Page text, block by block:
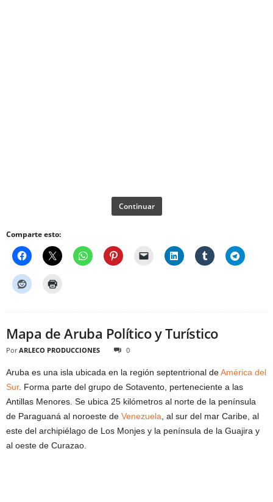
Continuar
Comparte esto:
Mapa de Aruba Político y Turístico
Por ARLECO PRODUCCIONES 0
Aruba es una isla ubicada en la región septentrional deAmérica del
Sur. Forma parte del grupo de Sotavento, perteneciente a las
Antillas Menores. Se ubica 25 kilómetros al norte de la península
de Paraguaná al noroeste de Venezuela , al sur del mar Caribe, al
este del archipiélago de Los Monjes y la península de la Guajira y
al oeste de Curazao.